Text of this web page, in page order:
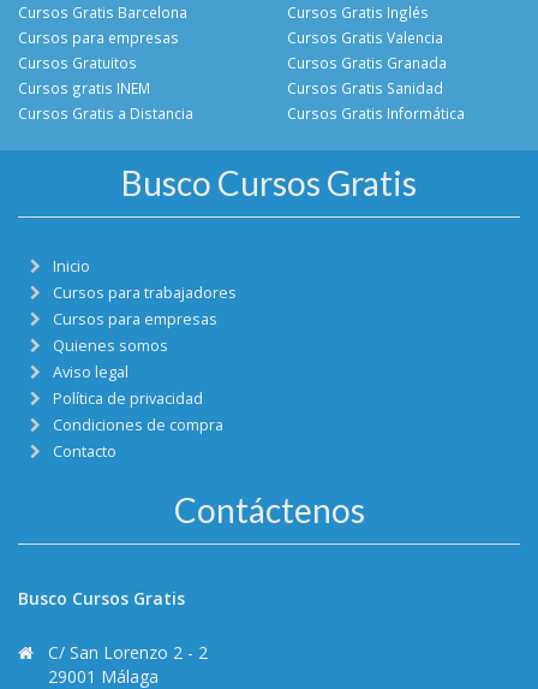
Cursos Gratis Barcelona
Cursos Gratis Inglés
Cursos para empresas
Cursos Gratuitos
Cursos gratis INEM
Cursos Gratis a Distancia
Cursos Gratis Valencia
Cursos Gratis Granada
Cursos Gratis Sanidad
Cursos Gratis Informática
Busco Cursos Gratis
Inicio
Cursos para trabajadores
Cursos para empresas
Quienes somos
Aviso legal
Política de privacidad
Condiciones de compra
Contacto
Contáctenos
Busco Cursos Gratis
C/ San Lorenzo 2 - 2
29001 Málaga